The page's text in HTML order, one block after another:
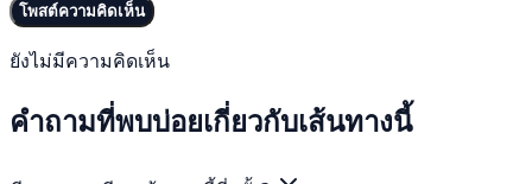
โพสต์ความคิดเห็น
ยังไม่มีความคิดเห็น
คำถามที่พบบ่อยเกี่ยวกับเส้นทางนี้